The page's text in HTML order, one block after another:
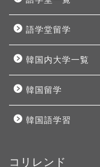
語学堂留学
韓国内大学一覧
韓国留学
韓国語学習
コリレンド